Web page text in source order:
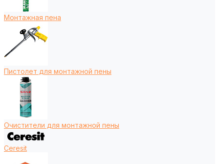
Монтажная пена
Пистолет для монтажной пены
Очистители для монтажной пены
Ceresit